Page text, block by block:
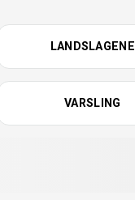
LANDSLAGENE
VARSLING